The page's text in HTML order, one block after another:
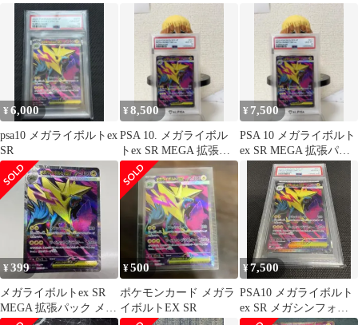
シンフォニア キラ
PSA10 メガシンフォ
シンフォニア 077/063
¥6,000
psa10 メガライボルトex
SR
¥8,500
PSA 10. メガライボル
トex SR MEGA 拡張パ
ック メガシンフォニア
¥ 7,500
PSA 10 メガライボルト
ex SR MEGA 拡張パッ
ク メガシンフォニア
¥399
メガライボルトex SR
MEGA 拡張パック メガ
¥500
ポケモンカード メガラ
イボルトEX SR
¥7,500
PSA10 メガライボルト
ex SR メガシンフォニ